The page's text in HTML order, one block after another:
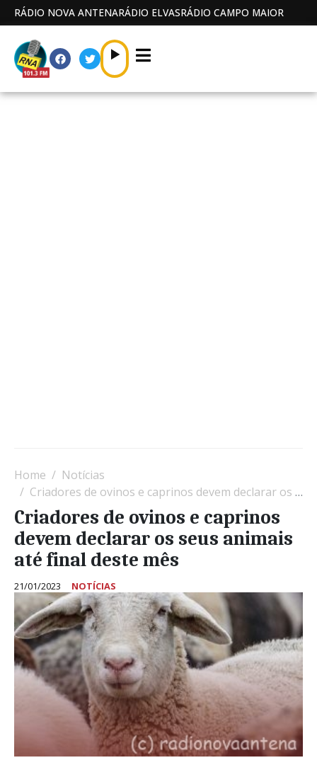
RÁDIO NOVA ANTENARÁDIO ELVASRÁDIO CAMPO MAIOR
Home
Notícias
Criadores de ovinos e caprinos devem declarar os seus animais até final deste mês
Criadores de ovinos e caprinos
devem declarar os seus animais
até final deste mês
21/01/2023 NOTÍCIAS